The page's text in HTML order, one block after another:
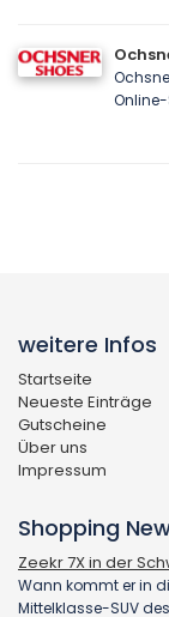
weitere Infos
Startseite
Neueste Einträge
Gutscheine
Über uns
Impressum
Shopping
Zeekr 7X in der
Wann kommt er in
Mittelklasse-SUV